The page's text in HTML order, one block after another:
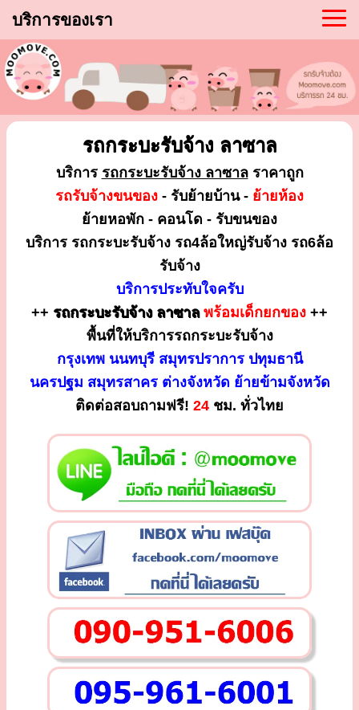
บริการของเรา
รถกระบะรับจ้าง ลาซาล
บริการ รถกระบะรับจ้าง ลาซาลราคาถูก
รถรับจ้างขนของ - รับย้ายบ้าน - ย้ายห้อง
ย้ายหอพัก - คอนโด - รับขนของ
บริการ รถกระบะรับจ้าง รถ4ล้อใหญ่รับจ้าง รถ6ล้อ
รับจ้าง
บริการประทับใจครับ
++ รถกระบะรับจ้าง ลาซาล พร้อมเด็กยกของ ++
พื้นที่ให้บริการรถกระบะรับจ้าง
กรุงเทพ นนทบุรี สมุทรปราการ ปทุมธานี
นครปฐม สมุทรสาคร ต่างจังหวัด ย้ายข้ามจังหวัด
ติดต่อสอบถามฟรี! 24 ชม. ทั่วไทย